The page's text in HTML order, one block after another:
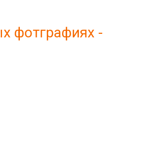
фотграфиях -